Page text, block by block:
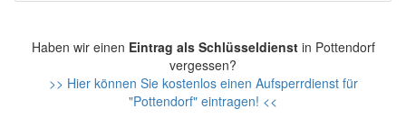
Haben wir einen Eintrag als Schlüsseldienstin Pottendorf
vergessen?
>> Hier können Sie kostenlos einen Aufsperrdienst für
"Pottendorf" eintragen! <<